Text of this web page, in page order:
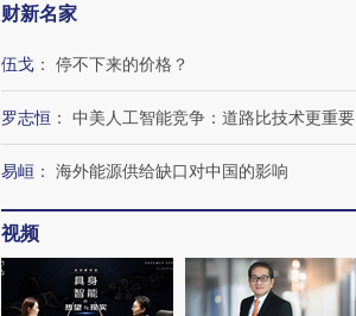
财新名家
伍戈 ： 停不下来的价格？
罗志恒 ： 中美人工智能竞争：道路比技术更重要
易峘 ： 海外能源供给缺口对中国的影响
视频